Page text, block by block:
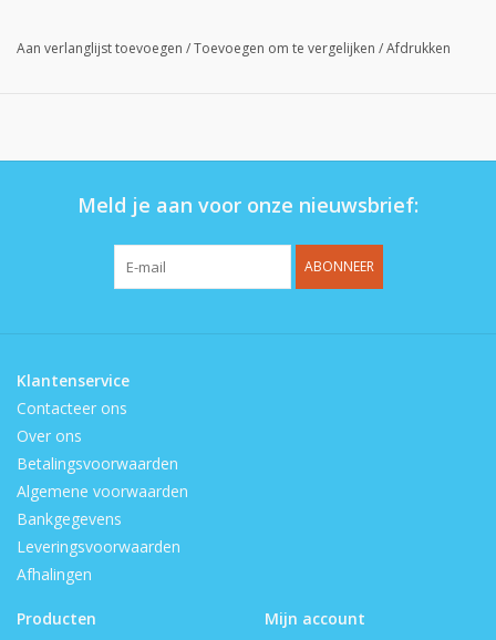
Aan verlanglijst toevoegen /Toevoegen om te vergelijken /Afdrukken
Meld je aan voor onze nieuwsbrief:
ABONNEER
Klantenservice
Contacteer ons
Over ons
Betalingsvoorwaarden
Algemene voorwaarden
Bankgegevens
Leveringsvoorwaarden
Afhalingen
Producten
Mijn account